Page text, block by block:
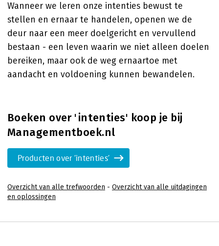
Wanneer we leren onze intenties bewust te
stellen en ernaar te handelen, openen we de
deur naar een meer doelgericht en vervullend
bestaan - een leven waarin we niet alleen doelen
bereiken, maar ook de weg ernaartoe met
aandacht en voldoening kunnen bewandelen.
Boeken over 'intenties' koop je bij
Managementboek.nl
Producten over 'intenties'
Overzicht van alle trefwoorden - Overzicht van alle uitdagingen
en oplossingen